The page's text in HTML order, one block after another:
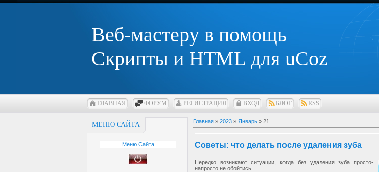
Веб-мастеру в помощь
Скрипты и HTML для uCoz
ГЛАВНАЯ ФОРУМ РЕГИСТРАЦИЯ ВХОД БЛОГ RSS
МЕНЮ САЙТА
Меню Сайта
Главная » 2023 » Январь » 21
Советы: что делать после удаления зуба
Нередко возникают ситуации, когда без удаления зуба просто-
напросто не обойтись.